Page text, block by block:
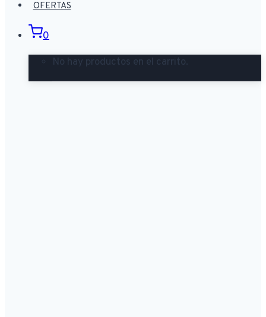
OFERTAS
0
No hay productos en el carrito.